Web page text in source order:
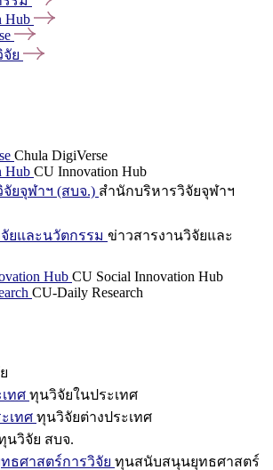
Hub
ย
Chula DigiVerse
Hub CU Innovation Hub
ยจุฬาฯ (สบจ.) สำนักบริหารวิจัยจุฬาฯ
ยและนวัตกรรม ข่าวสารงานวิจัยและ
Hub CU Social Innovation Hub
CU-Daily Research
ทศ ทุนวิจัยในประเทศ
เทศ ทุนวิจัยต่างประเทศ
นวิจัย สบจ.
ธศาสตร์การวิจัย ทุนสนับสนุนยุทธศาสตร์